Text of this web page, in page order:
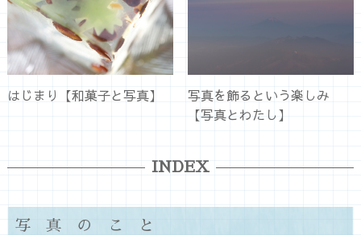
はじまり【和菓子と写真】
写真を飾るという楽しみ
【写真とわたし】
INDEX
写真のこと